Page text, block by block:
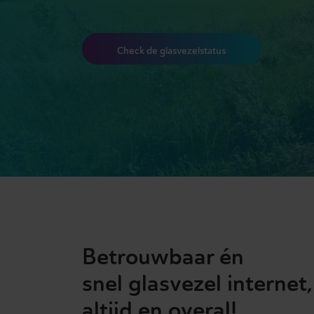
Check de glasvezelstatus
Betrouwbaar én
snel glasvezel internet,